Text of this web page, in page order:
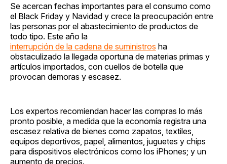
Se acercan fechas importantes para el consumo como
el Black Friday y Navidad y crece la preocupación entre
las personas por el abastecimiento de productos de
todo tipo. Este año la
interrupción de la cadena de suministros ha
obstaculizado la llegada oportuna de materias primas y
artículos importados, con cuellos de botella que
provocan demoras y escasez.
Los expertos recomiendan hacer las compras lo más
pronto posible, a medida que la economía registra una
escasez relativa de bienes como zapatos, textiles,
equipos deportivos, papel, alimentos, juguetes y chips
para dispositivos electrónicos como los iPhones; y un
aumento de precios.